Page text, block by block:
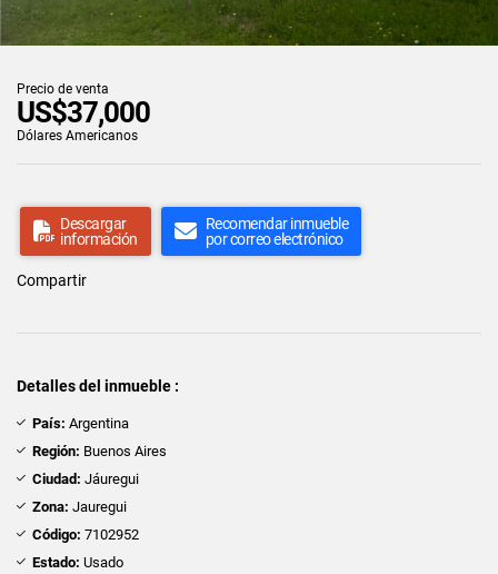
Precio de venta
US$37,000
Dólares Americanos
Descargar
información
Recomendar inmueble
por correo electrónico
Compartir
Detalles del inmueble :
País: Argentina
Región: Buenos Aires
Ciudad: Jáuregui
Zona: Jauregui
Código: 7102952
Estado: Usado